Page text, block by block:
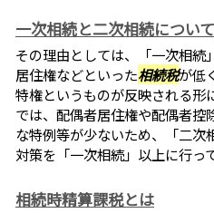
一次相続と二次相続について
その理由としては、「一次相続
居住権などといった相続税が低
特権というものが反映される形
では、配偶者居住権や配偶者控
な特例等が少ないため、「二次
対策を「一次相続」以上に行っ
相続時精算課税とは